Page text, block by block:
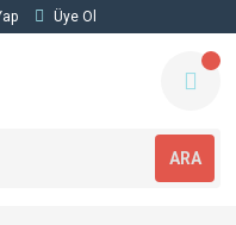
Üye Ol
ARA